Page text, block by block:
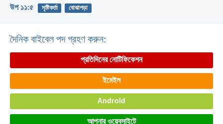
উপ ১১:৫ সৃষ্টিকর্তা বোঝাপড়া
দৈনিক বাইবেল পদ গ্রহণ করুন:
প্রতিদিনের নোটিফিকেশন
ইমেইল
Android
আপনার ওয়েবসাইটে